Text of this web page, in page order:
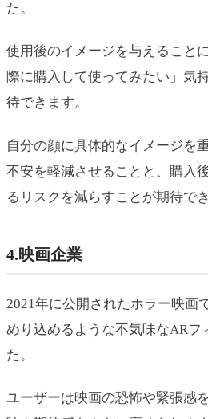
た。
使用後のイメージを与えること
際に購入して使ってみたい」気
待できます。
自分の顔に具体的なイメージを
不安を軽減させることと、購入
るリスクを減らすことが期待でき
4.映画企業
2021年に公開されたホラー映画
めり込めるような不気味なARフ
た。
ユーザーは映画の恐怖や緊張感